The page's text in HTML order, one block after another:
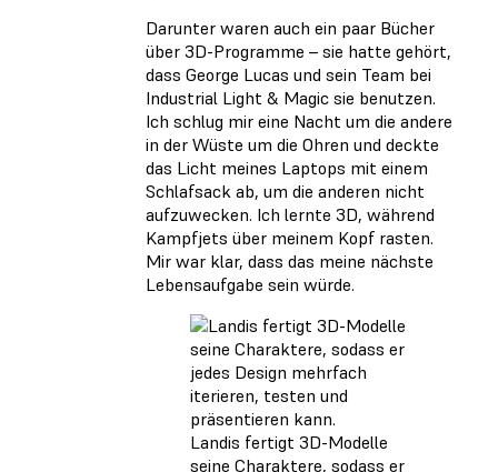
Darunter waren auch ein paar Bücher
über 3D-Programme – sie hatte gehört,
dass George Lucas und sein Team bei
Industrial Light & Magic sie benutzen.
Ich schlug mir eine Nacht um die andere
in der Wüste um die Ohren und deckte
das Licht meines Laptops mit einem
Schlafsack ab, um die anderen nicht
aufzuwecken. Ich lernte 3D, während
Kampfjets über meinem Kopf rasten.
Mir war klar, dass das meine nächste
Lebensaufgabe sein würde.
Landis fertigt 3D-Modelle
seine Charaktere, sodass er